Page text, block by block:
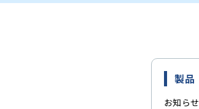
製品
お知らせ